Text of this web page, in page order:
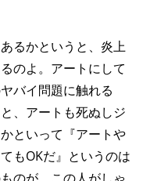
るかというと、炎上
のよ。アートにして
バイ問題に触れる
、アートも死ぬしジ
といって『アートや
もOKだ』というのは